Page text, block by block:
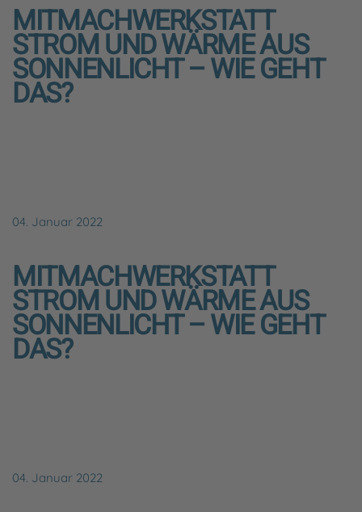
MITMACHWERKSTATT
STROM UND WÄRME AUS
SONNENLICHT – WIE GEHT
DAS?
04. Januar 2022
MITMACHWERKSTATT
STROM UND WÄRME AUS
SONNENLICHT – WIE GEHT
DAS?
04. Januar 2022